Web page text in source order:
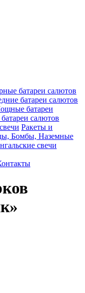
батареи салютов
батареи салютов
батареи
салютов
Ракеты и
Бомбы, Наземные
свечи